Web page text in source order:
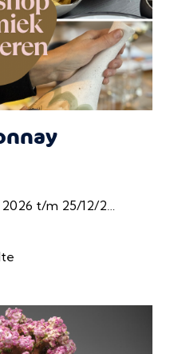
t/m 25/12/2026